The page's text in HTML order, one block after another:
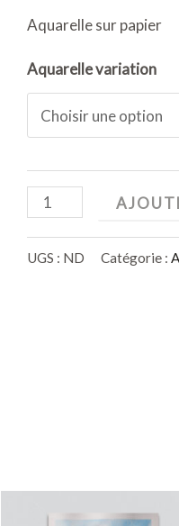
Aquarelle sur papier
Aquarelle variation
UGS : ND Catégorie :